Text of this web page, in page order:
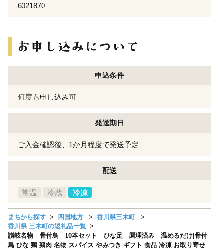
6021870
申込条件
何度も申し込み可
発送期日
ご入金確認後、1か月程度で発送予定
配送
常温 冷蔵 冷凍
まちから探す 四国地方
香川県三木町
香川県 三木町の返礼品一覧
讃岐名物 骨付鳥 10本セット ひな足 調理済み 温めるだけ|骨付
鳥 ひな 鶏 鶏肉 名物 スパイス やみつき ギフト 食品 冷凍 お取り寄せ